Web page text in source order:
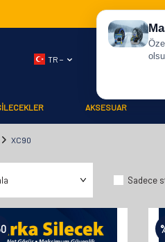
TR −
AKSESUAR
XC90
Sadece